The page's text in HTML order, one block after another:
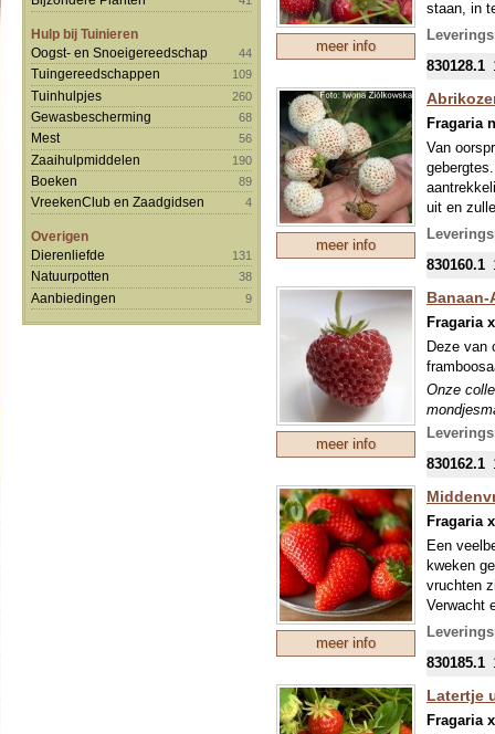
Hulp bij Tuinieren
Oogst- en Snoeigereedschap
44
Tuingereedschappen 109
Tuinhulpjes 260
Gewasbescherming 68
Mest 56
Zaaihulpmiddelen 190
Boeken 89
VreekenClub en Zaadgidsen 4
Overigen
Dierenliefde
131
Natuurpotten 38
Aanbiedingen 9
meer info
staan, in
welke in
830128.1
meer info
Fragaria
Van
uit en
de perzik
welke in
830160.1
meer info
Banaan-
Fragaria
Deze van
Onze
welke in
830162.1
meer info
Fragaria
Een
kweken
vruchten
Verwacht
Onze
welke in
830185.1
Latertje
Fragaria